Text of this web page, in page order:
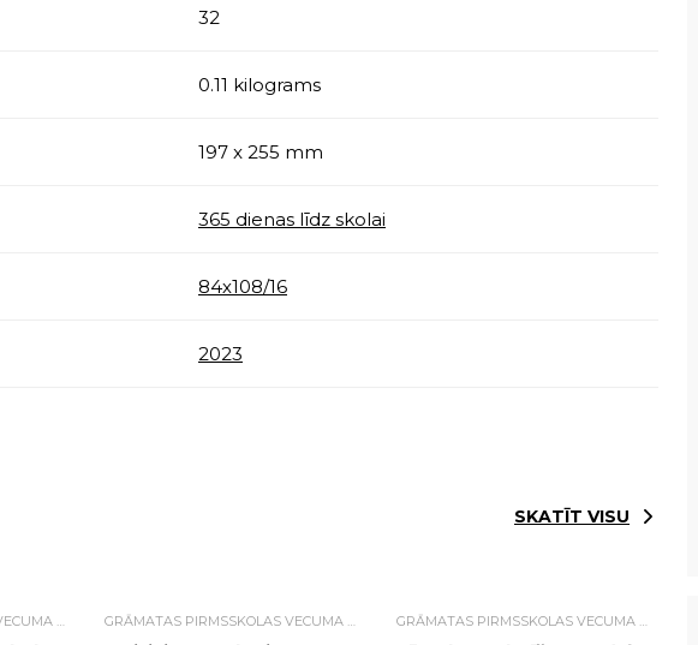
32
0.11 kilograms
197 x 255 mm
365 dienas līdz skolai
84х108/16
2023
SKATĪT VISU